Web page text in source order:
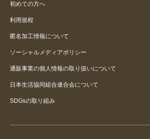
初めての方へ
利用規程
匿名加工情報について
ソーシャルメディアポリシー
通販事業の個人情報の取り扱いについて
日本生活協同組合連合会について
SDGsの取り組み